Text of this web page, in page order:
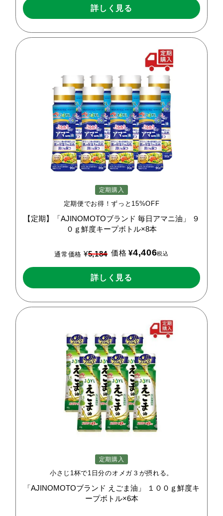
詳しく見る
定期購入
定期便でお得！ずっと15%OFF
【定期】「AJINOMOTOブランド 毎日アマニ油」
９
０ｇ鮮度キープボトル×8本
通常価格 ¥5,184 価格 ¥4,406税込
詳しく見る
定期購入
小さじ1杯で1日分のオメガ３が摂れる。
「AJINOMOTOブランド えごま油」
１００ｇ鮮度キ
ープボトル×6本